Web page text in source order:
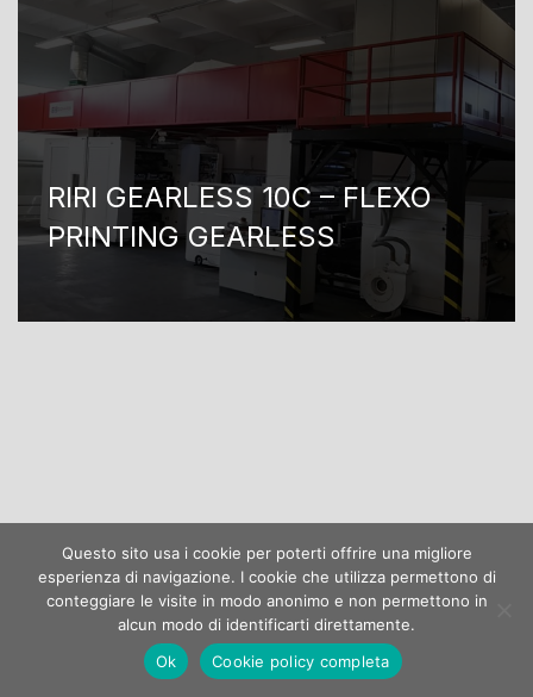
RIRI GEARLESS 10C – FLEXO
PRINTING GEARLESS
Bonardi Flex SRL - P.IVA: 04745960163
Neve| Powered byWordPress
Questo sito usa i cookie per poterti offrire una migliore
esperienza di navigazione. I cookie che utilizza permettono di
conteggiare le visite in modo anonimo e non permettono in
alcun modo di identificarti direttamente.
Ok
Cookie policy completa